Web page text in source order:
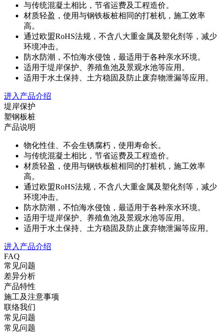
与传统混凝土相比，节省运费及工程造价。
材质轻盈，使用与钢铁板桩相同的打桩机，施工效率
高。
通过欧盟RoHS法规，不含八大重金属及塑化剂等，减少
环境冲击。
防水防潮，不怕海水侵蚀，最适用于各种亲水环境。
适用于堤岸保护、养殖鱼池及景观水池等应用。
适用于水土保持、土方稳固及防止废弃物泄漏等应用。
进入产品介绍
堤岸保护
塑钢板桩
产品说明
物化性佳、不会生锈腐朽，使用寿命长。
与传统混凝土相比，节省运费及工程造价。
材质轻盈，使用与钢铁板桩相同的打桩机，施工效率
高。
通过欧盟RoHS法规，不含八大重金属及塑化剂等，减少
环境冲击。
防水防潮，不怕海水侵蚀，最适用于各种亲水环境。
适用于堤岸保护、养殖鱼池及景观水池等应用。
适用于水土保持、土方稳固及防止废弃物泄漏等应用。
进入产品介绍
FAQ
常见问题
差异分析
产品特性
施工及注意事项
联络我们
常见问题
常见问题